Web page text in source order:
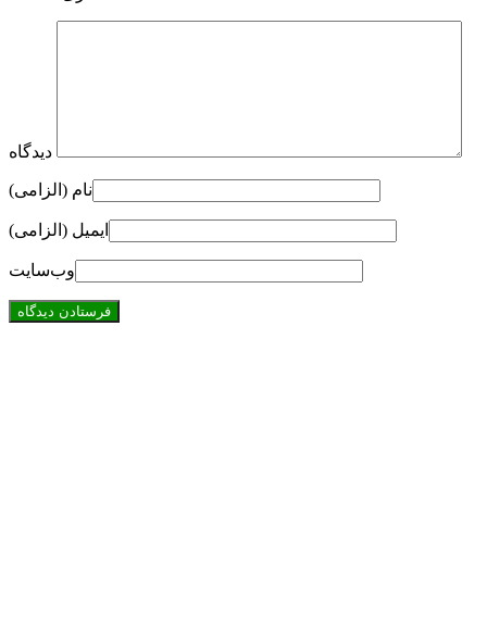
دیدگاه
نام (الزامی)
ایمیل (الزامی)
وب‌سایت